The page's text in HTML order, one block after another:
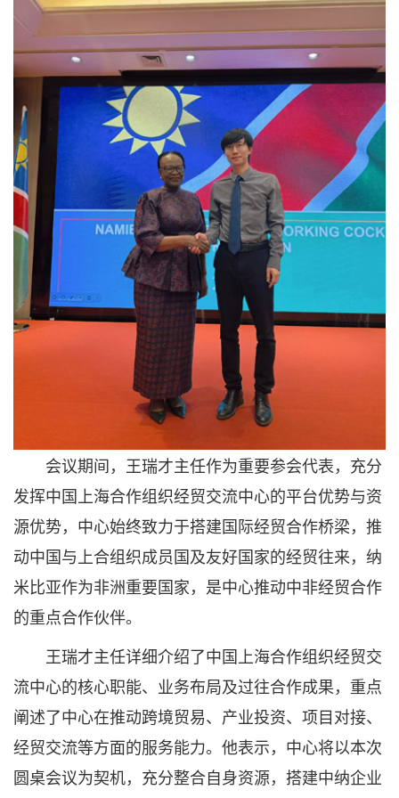
会议期间，王瑞才主任作为重要参会代表，充分
发挥中国上海合作组织经贸交流中心的平台优势与资
源优势，中心始终致力于搭建国际经贸合作桥梁，推
动中国与上合组织成员国及友好国家的经贸往来，纳
米比亚作为非洲重要国家，是中心推动中非经贸合作
的重点合作伙伴。
王瑞才主任详细介绍了中国上海合作组织经贸交
流中心的核心职能、业务布局及过往合作成果，重点
阐述了中心在推动跨境贸易、产业投资、项目对接、
经贸交流等方面的服务能力。他表示，中心将以本次
圆桌会议为契机，充分整合自身资源，搭建中纳企业